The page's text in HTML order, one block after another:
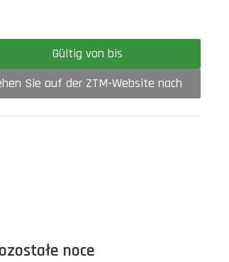
Gültig von bis
Sie auf der ZTM-Website nach
noce